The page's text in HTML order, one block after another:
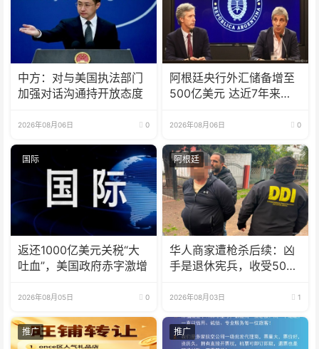
中方：对与美国执法部门
加强对话沟通持开放态度
2026年08月06日 0
阿根廷央行外汇储备增至
500亿美元 达近7年来最
2026年08月06日 0
国际
返还1000亿美元关税“大
吐血”，美国政府赤字激增
2026年08月05日 0
阿根廷
华人商家遭枪杀后续：凶
手是退休宪兵，收受5000
2026年08月03日 1
推广 推广